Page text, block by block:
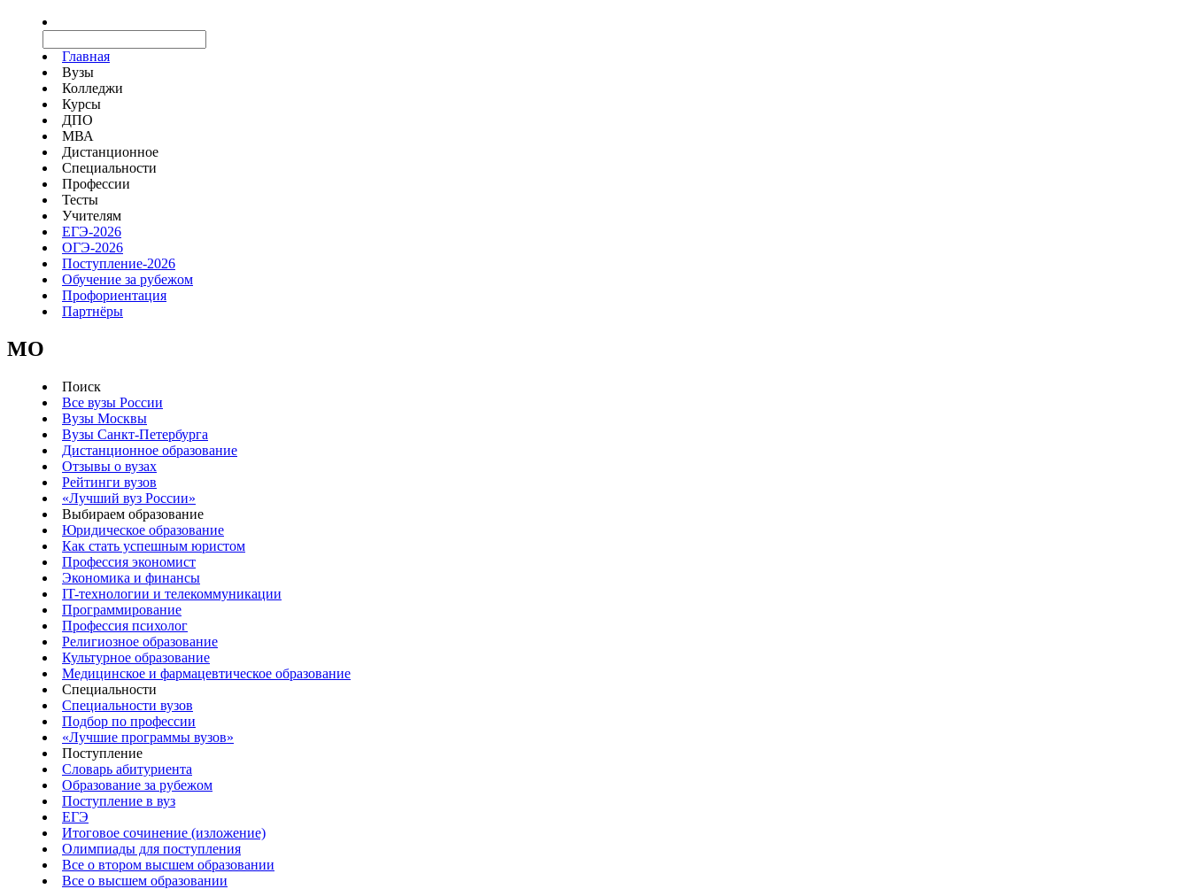
Главная
Вузы
Колледжи
Курсы
ДПО
МВА
Дистанционное
Специальности
Профессии
Тесты
Учителям
ЕГЭ-2026
ОГЭ-2026
Поступление-2026
Обучение за рубежом
Профориентация
Партнёры
MO
Поиск
Все вузы России
Вузы Москвы
Вузы Санкт-Петербурга
Дистанционное образование
Отзывы о вузах
Рейтинги вузов
«Лучший вуз России»
Выбираем образование
Юридическое образование
Как стать успешным юристом
Профессия экономист
Экономика и финансы
IT-технологии и телекоммуникации
Программирование
Профессия психолог
Религиозное образование
Культурное образование
Медицинское и фармацевтическое образование
Специальности
Специальности вузов
Подбор по профессии
«Лучшие программы вузов»
Поступление
Словарь абитуриента
Образование за рубежом
Поступление в вуз
ЕГЭ
Итоговое сочинение (изложение)
Олимпиады для поступления
Все о втором высшем образовании
Все о высшем образовании